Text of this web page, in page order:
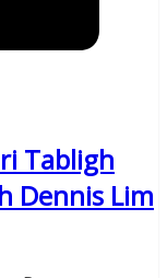
Tabligh
Dennis Lim